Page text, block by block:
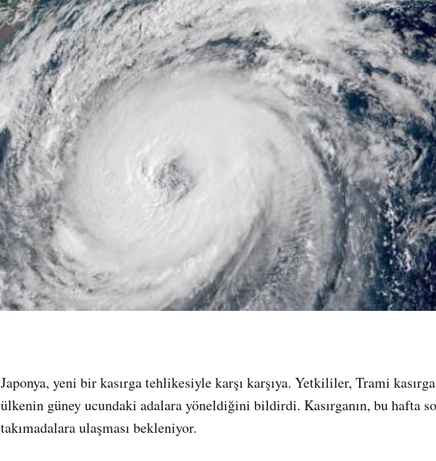
Japonya, yeni bir kasırga tehlikesiyle karşı karşıya. Yetkililer, Trami
ülkenin güney ucundaki adalara yöneldiğini bildirdi. Kasırganın, bu hafta
takımadalara ulaşması bekleniyor.